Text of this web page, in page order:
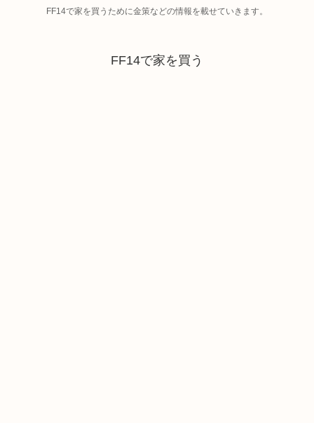
FF14で家を買うために金策などの情報を載せていきます。
FF14で家を買う